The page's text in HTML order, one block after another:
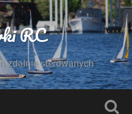
RC
zdalnie sterowanych